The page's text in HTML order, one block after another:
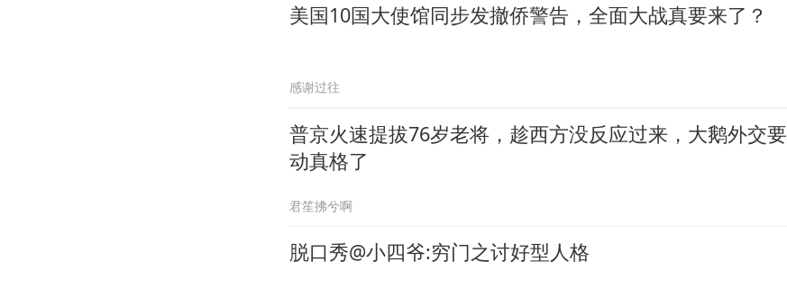
美国10国大使馆同步发撤侨警告，全面大战真要来了？
感谢过往
普京火速提拔76岁老将，趁西方没反应过来，大鹅外交要
动真格了
君笙拂兮啊
脱口秀@小四爷:穷门之讨好型人格